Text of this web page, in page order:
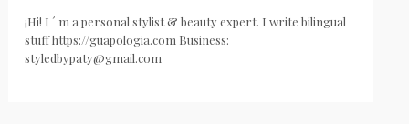
¡Hi! I ´ m a personal stylist & beauty expert. I write bilingual
stuff https://guapologia.com Business:
styledbypaty@gmail.com